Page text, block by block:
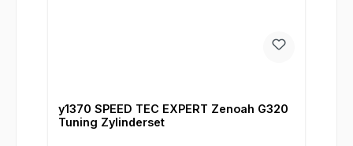
y1370 SPEED TEC EXPERT Zenoah G320
Tuning Zylinderset